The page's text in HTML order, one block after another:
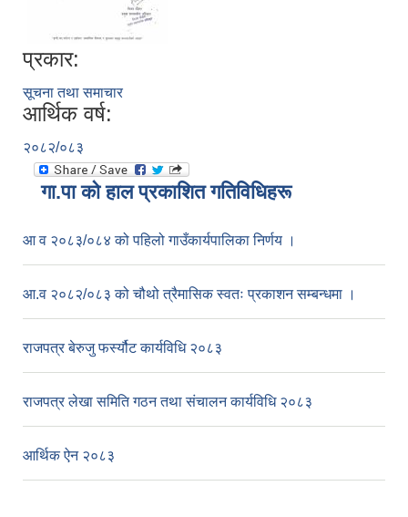
प्रकार:
सूचना तथा समाचार
आर्थिक वर्ष:
२०८२/०८३
गा.पा काे हाल प्रकाशित गतिविधिहरू
आ व २०८३/०८४ को पहिलो गाउँकार्यपालिका निर्णय ।
आ.व २०८२/०८३ को चौथो त्रैमासिक स्वतः प्रकाशन सम्बन्धमा ।
राजपत्र बेरुजु फर्स्यौट कार्यविधि २०८३
राजपत्र लेखा समिति गठन तथा संचालन कार्यविधि २०८३
आर्थिक ऐन २०८३